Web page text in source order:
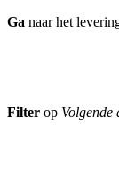
Ga naar het
Filter op Volgende